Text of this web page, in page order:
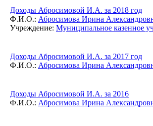
Доходы Абросимовой И.А. за 2018 год
Ф.И.О.: Абросимова Ирина
Учреждение: Муниципальное казенное
Доходы Абросимовой И.А. за 2017 год
Ф.И.О.: Абросимова Ирина
Доходы Абросимовой И.А. за 2016
Ф.И.О.: Абросимова Ирина